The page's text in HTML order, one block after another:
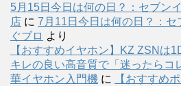
5月15日今日は何の日？：セブン
店 に 7月11日今日は何の日？：セ
ぐブロ より
【おすすめイヤホン】KZ ZSNは
キレの良い高音質で「迷ったらコ
華イヤホン入門機 に
【おすすめ